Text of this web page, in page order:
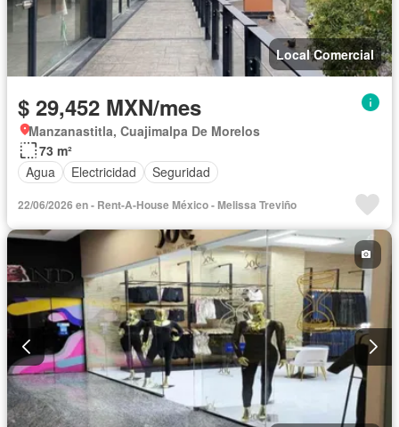
Local Comercial
$ 29,452 MXN/mes
Manzanastitla, Cuajimalpa De Morelos
73 m²
Agua
Electricidad Seguridad
22/06/2026 en - Rent-A-House México - Melissa Treviño